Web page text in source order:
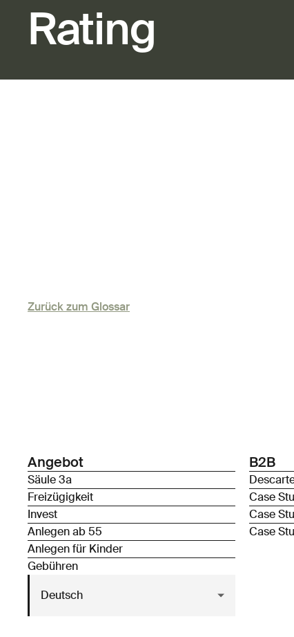
Rating
Zurück zum Glossar
Angebot
Säule 3a
Freizügigkeit
Invest
Anlegen ab 55
Anlegen für Kinder
Gebühren
B2B
Case
Case
Case
Deutsch